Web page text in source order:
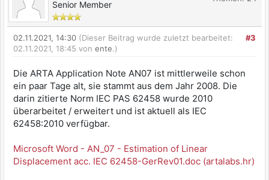
Senior Member
#3
02.11.2021, 14:30 (Dieser Beitrag wurde zuletzt bearbeitet:
02.11.2021, 18:45 von ente.)
Die ARTA Application Note AN07 ist mittlerweile schon
ein paar Tage alt, sie stammt aus dem Jahr 2008. Die
darin zitierte Norm IEC PAS 62458 wurde 2010
überarbeitet / erweitert und ist aktuell als IEC
62458:2010 verfügbar.
Microsoft Word - AN_07 - Estimation of Linear
Displacement acc. IEC 62458-GerRev01.doc (artalabs.hr)